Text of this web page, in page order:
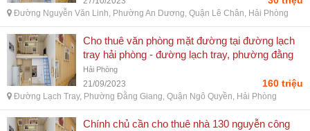
Đường Nguyễn Văn Linh, Phường An Dương, Quận Lê Chân, Hải Phòng
Cho thuê văn phòng mặt đường tại đường lạch
tray hải phòng - đường lạch tray, phường đằng
giang, quận ngô quyền, hải phòng
Hải Phòng
21/09/2023 160 triệu
Đường Lạch Tray, Phường Đằng Giang, Quận Ngô Quyền, Hải Phòng
Chính chủ cần cho thuê nhà 130 nguyễn công